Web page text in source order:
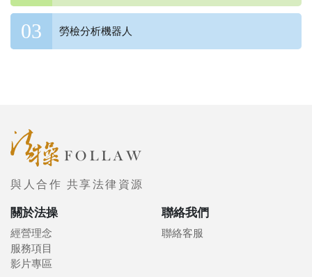
勞檢分析機器人
與人合作 共享法律資源
關於法操
經營理念
服務項目
影片專區
聯絡我們
聯絡客服